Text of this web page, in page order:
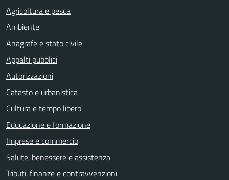
Agricoltura e pesca
Ambiente
Anagrafe e stato civile
Appalti pubblici
Autorizzazioni
Catasto e urbanistica
Cultura e tempo libero
Educazione e formazione
Imprese e commercio
Salute, benessere e assistenza
Tributi, finanze e contravvenzioni